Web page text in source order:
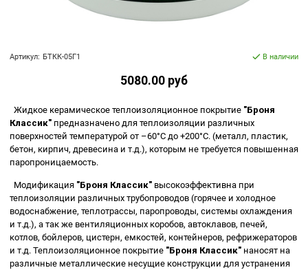
Артикул: БТКК-05Г1 В наличии
5080.00 руб
Жидкое керамическое теплоизоляционное покрытие "Броня
Классик" предназначено для теплоизоляции различных
поверхностей температурой от –60°С до +200°С. (металл, пластик,
бетон, кирпич, древесина и т.д.), которым не требуется повышенная
паропроницаемость.
Модификация "Броня Классик" высокоэффективна при
теплоизоляции различных трубопроводов (горячее и холодное
водоснабжение, теплотрассы, паропроводы, системы охлаждения
и т.д.), а так же вентиляционных коробов, автоклавов, печей,
котлов, бойлеров, цистерн, емкостей, контейнеров, рефрижераторов
и т.д. Теплоизоляционное покрытие "Броня Классик" наносят на
различные металлические несущие конструкции для устранения